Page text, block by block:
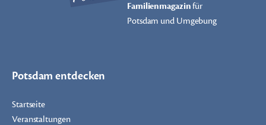
Familienmagazinfür
Potsdam und Umgebung
Potsdam entdecken
Startseite
Veranstaltungen